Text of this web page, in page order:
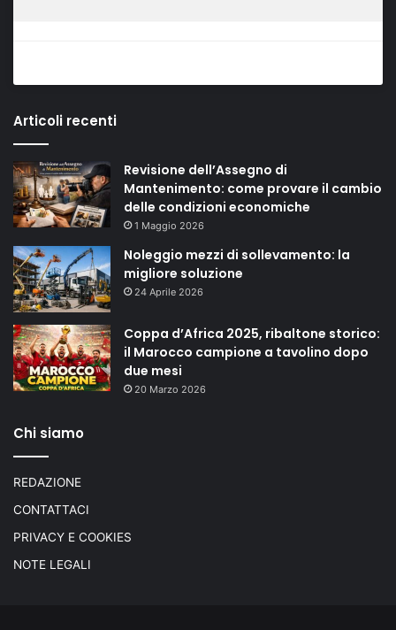
Articoli recenti
Revisione dell’Assegno di
Mantenimento: come provare il cambio
delle condizioni economiche
1 Maggio 2026
Noleggio mezzi di sollevamento: la
migliore soluzione
24 Aprile 2026
Coppa d’Africa 2025, ribaltone storico:
il Marocco campione a tavolino dopo
due mesi
20 Marzo 2026
Chi siamo
REDAZIONE
CONTATTACI
PRIVACY E COOKIES
NOTE LEGALI